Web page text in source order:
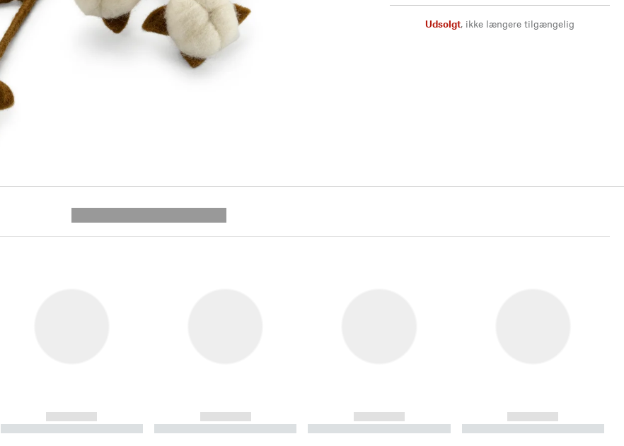
Udsolgt, ikke længere tilgængelig
------------
----------- ----------- ----------
------------
----------- ----------- ----------
------------
----------- ----------- ----------
------------
----------- ----------- ----------